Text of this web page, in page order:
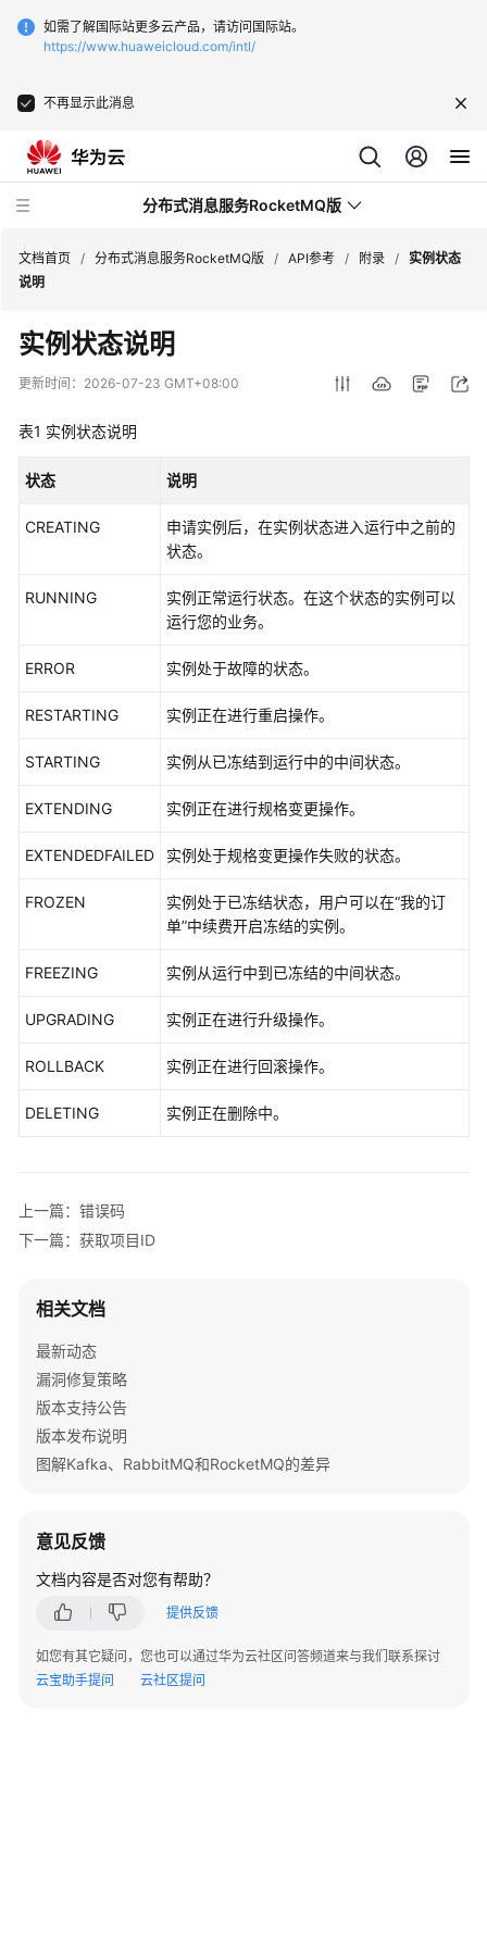
如需了解国际站更多云产品，请访问国际站。
https://www.huaweicloud.com/intl/
不再显示此消息
分布式消息服务RocketMQ版
最
新
动
务
告
品
费
明
快
入
指
最
实
发
南
API
考
使
前
必
API
概
览
何
调
文档首页 / 分布式消息服务RocketMQ版 / API参考 / 附录 / 实例状态
说明
实例状态说明
更新时间： 2026-07-23 GMT+08:00
表1 实例状态说明
状态 说明
CREATING
申请实例后，在实例状态进入运行中之前的
状态。
RUNNING
实例正常运行状态。在这个状态的实例可以
运行您的业务。
ERROR 实例处于故障的状态。
RESTARTING 实例正在进行重启操作。
STARTING 实例从已冻结到运行中的中间状态。
EXTENDING 实例正在进行规格变更操作。
EXTENDEDFAILED 实例处于规格变更操作失败的状态。
FROZEN
实例处于已冻结状态，用户可以在“我的订
单”中续费开启冻结的实例。
FREEZING 实例从运行中到已冻结的中间状态。
UPGRADING 实例正在进行升级操作。
ROLLBACK 实例正在进行回滚操作。
DELETING 实例正在删除中。
上一篇：错误码
下一篇：获取项目ID
相关文档
最新动态
漏洞修复策略
版本支持公告
版本发布说明
图解Kafka、RabbitMQ和RocketMQ的差异
意见反馈
文档内容是否对您有帮助？
提供反馈
如您有其它疑问，您也可以通过华为云社区问答频道来与我们联系探讨
云宝助手提问
云社区提问